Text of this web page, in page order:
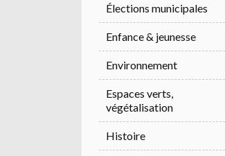
Élections municipales
Enfance & jeunesse
Environnement
Espaces verts,
végétalisation
Histoire